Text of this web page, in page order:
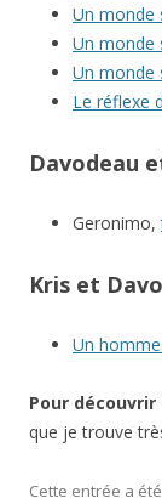
Un monde
Un monde
Un monde
Le réflexe
Davodeau
Geronimo,
Kris et
Un
Pour découvrir
que je trouve
Cette entrée a